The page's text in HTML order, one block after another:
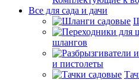
Все для сада и дачи
шлангов
и пистолеты